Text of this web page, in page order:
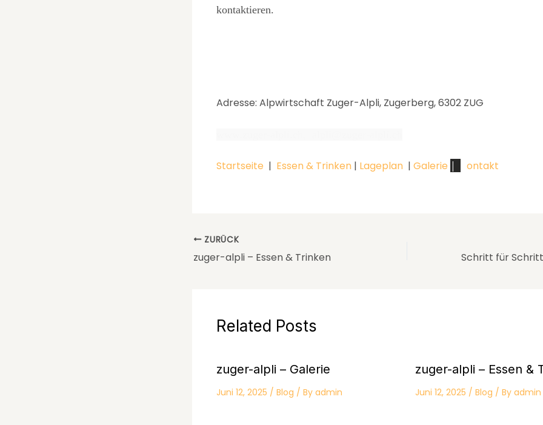
kontaktieren.
Adresse: Alpwirtschaft Zuger-Alpli, Zugerberg, 6302 ZUG
Startseite | Essen & Trinken | Lageplan | Galerie | ontakt
ZURÜCK
zuger-alpli – Essen & Trinken
Related Posts
zuger-alpli – Galerie
Juni 12, 2025 / Blog / By admin
zuger-alpli – Essen &
Juni 12, 2025 / Blog / By admin